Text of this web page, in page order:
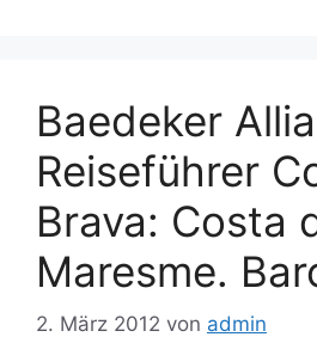
Baedeker
Reiseführer
Brava: Costa
Maresme.
2. März 2012 von admin